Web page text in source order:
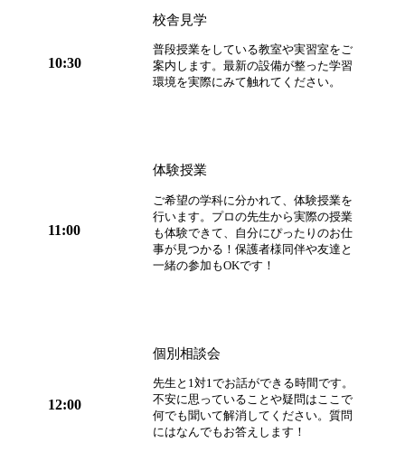
10:30
校舎見学
普段授業をしている教室や実習室をご
案内します。最新の設備が整った学習
環境を実際にみて触れてください。
11:00
体験授業
ご希望の学科に分かれて、体験授業を
行います。プロの先生から実際の授業
も体験できて、自分にぴったりのお仕
事が見つかる！保護者様同伴や友達と
一緒の参加もOKです！
12:00
個別相談会
先生と1対1でお話ができる時間です。
不安に思っていることや疑問はここで
何でも聞いて解消してください。質問
にはなんでもお答えします！